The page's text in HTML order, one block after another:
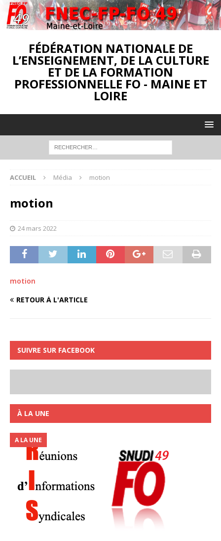
FÉDÉRATION NATIONALE DE
L’ENSEIGNEMENT, DE LA CULTURE
ET DE LA FORMATION
PROFESSIONNELLE FO - MAINE ET
LOIRE
ACCUEIL Média motion
motion
24 mars 2022
motion
RETOUR À L'ARTICLE
SUIVRE SUR FACEBOOK
À LA UNE
A LA UNE